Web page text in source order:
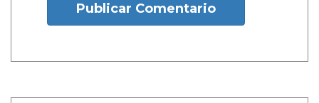
Publicar Comentario